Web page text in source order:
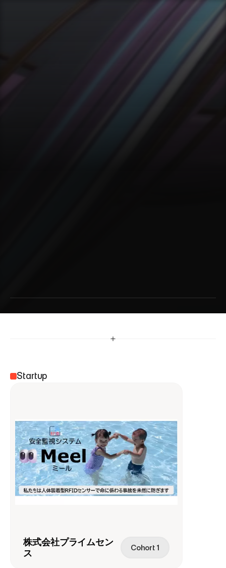
株式会社プライムセンス
Startup
株式会社プライムセン
ス
Cohort 1